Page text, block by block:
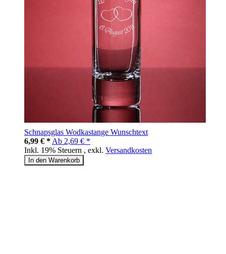
Schnapsglas Wodkastange Wunschtext
6,99 € * Ab 2,69 € *
Inkl. 19% Steuern , exkl. Versandkosten
In den Warenkorb